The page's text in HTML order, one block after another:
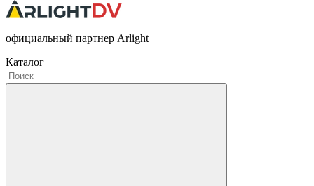
официальный партнер Arlight
Каталог